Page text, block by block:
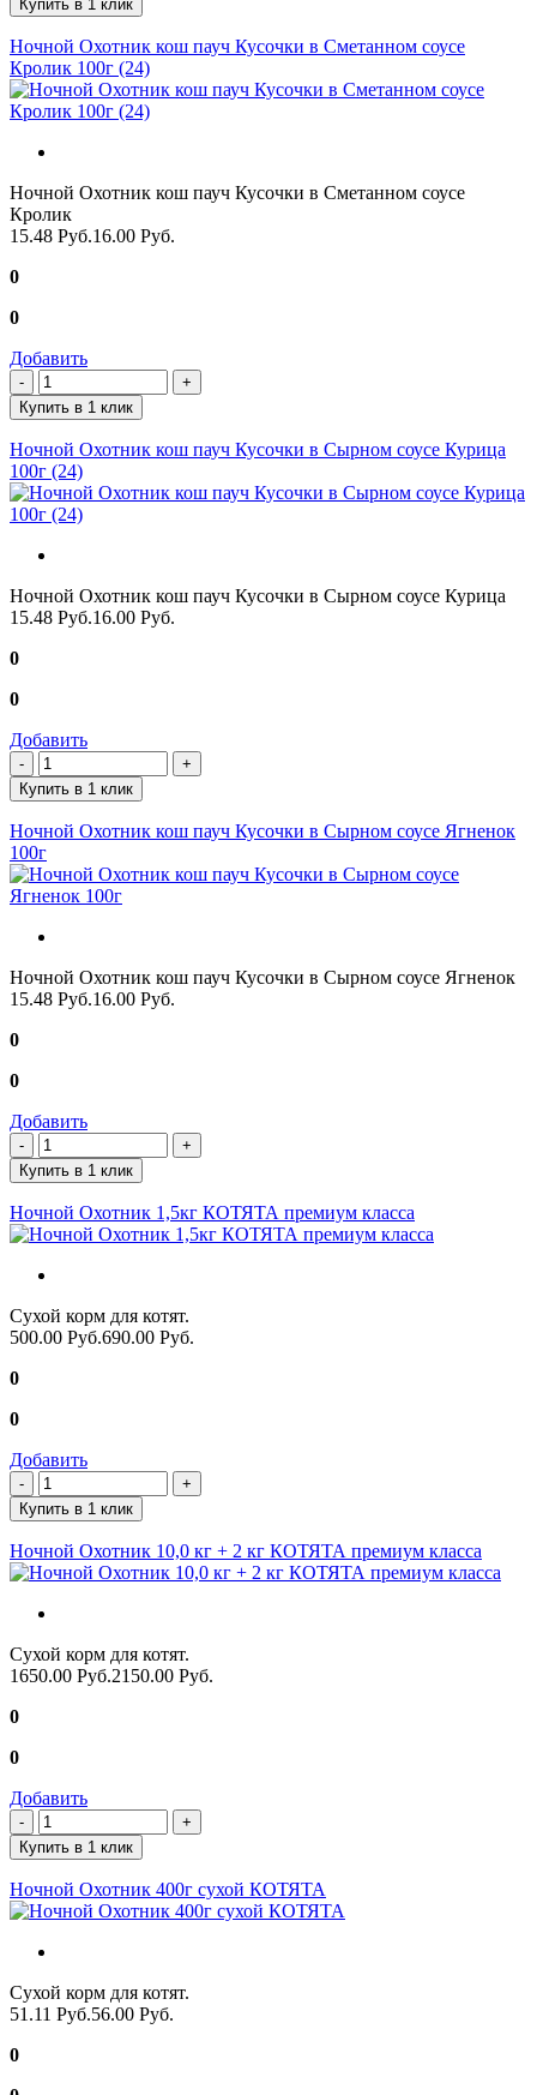
Купить в 1 клик
Ночной Охотник кош пауч Кусочки в Сметанном соусе
Кролик 100г (24)
Ночной Охотник кош пауч Кусочки в Сметанном соусе
Кролик
15.48 Руб.16.00 Руб.
0
0
Добавить
Купить в 1 клик
Ночной Охотник кош пауч Кусочки в Сырном соусе Курица
100г (24)
Ночной Охотник кош пауч Кусочки в Сырном соусе Курица
15.48 Руб.16.00 Руб.
0
0
Добавить
Купить в 1 клик
Ночной Охотник кош пауч Кусочки в Сырном соусе Ягненок
100г
Ночной Охотник кош пауч Кусочки в Сырном соусе Ягненок
15.48 Руб.16.00 Руб.
0
0
Добавить
Купить в 1 клик
Ночной Охотник 1,5кг КОТЯТА премиум класса
Сухой корм для котят.
500.00 Руб.690.00 Руб.
0
0
Добавить
Купить в 1 клик
Ночной Охотник 10,0 кг + 2 кг КОТЯТА премиум класса
Сухой корм для котят.
1650.00 Руб.2150.00 Руб.
0
0
Добавить
Купить в 1 клик
Ночной Охотник 400г сухой КОТЯТА
Сухой корм для котят.
51.11 Руб.56.00 Руб.
0